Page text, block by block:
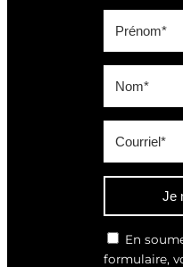
Je
En
formulaire,